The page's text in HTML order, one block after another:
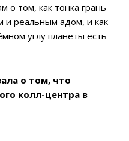
о том, как тонка грань
и реальным адом, и как
углу планеты есть
о том, что
колл-центра в